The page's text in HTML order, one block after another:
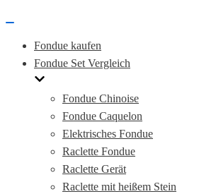
Fondue kaufen
Fondue Set Vergleich
Fondue Chinoise
Fondue Caquelon
Elektrisches Fondue
Raclette Fondue
Raclette Gerät
Raclette mit heißem Stein